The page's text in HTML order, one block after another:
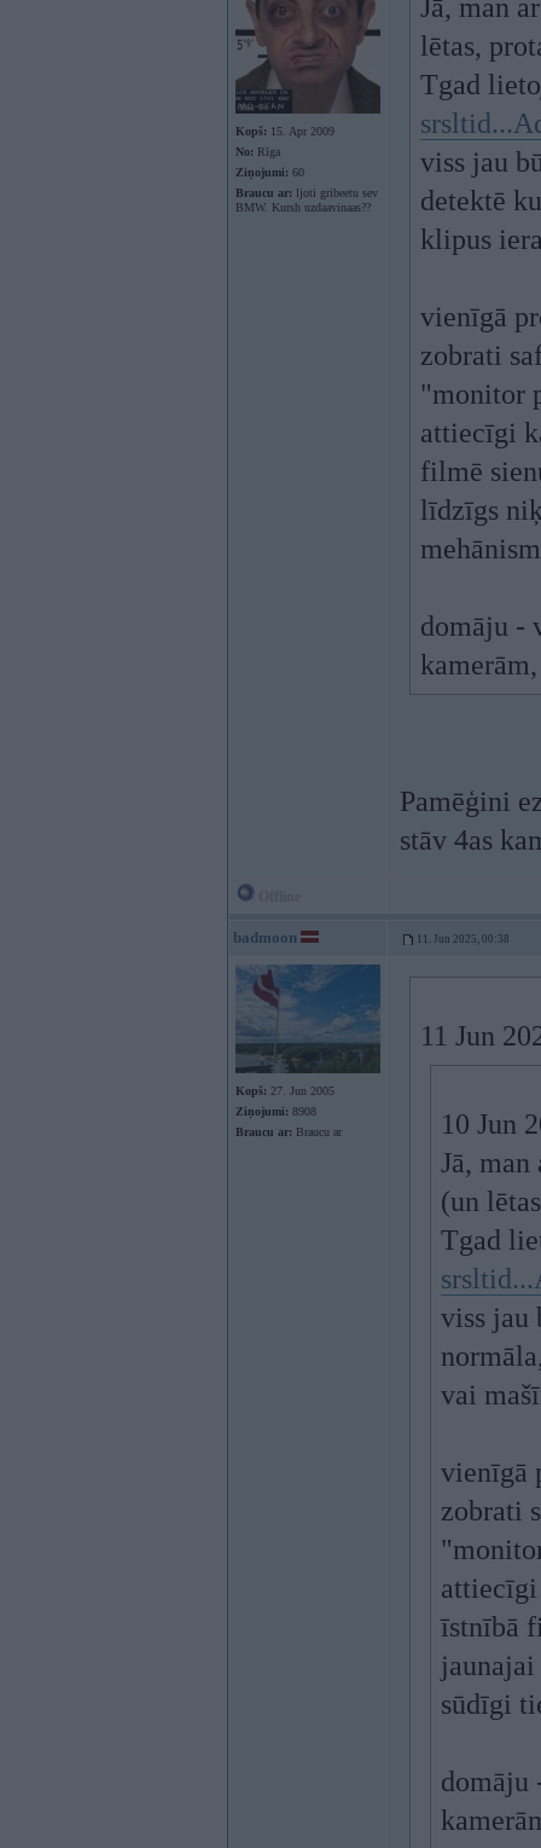
Kopš: 15. Apr 2009
No: Rīga
Ziņojumi: 60
Braucu ar: ljoti gribeetu sev
BMW. Kursh uzdaavinaas??
Jā, man
lētas,
Tgad
viss jau
detektē
klipus
vienīgā
zobrati
"monitor
attiecīgi
filmē
līdzīgs
domāju -
Pamēģini
stāv 4as
badmoon 11. Jun 2025, 00:38
Kopš: 27. Jun 2005
Ziņojumi: 8908
Braucu ar: Braucu ar
11 Jun
10 Jun
Jā, man
(un
Tgad
viss jau
vai
vienīgā
zobrati
īstnībā
sūdīgi
domāju